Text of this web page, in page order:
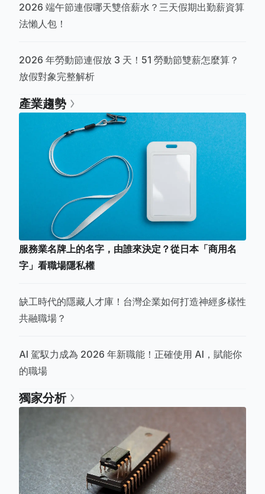
2026 端午節連假哪天雙倍薪水？三天假期出勤薪資算
法懶人包！
2026 年勞動節連假放 3 天！51 勞動節雙薪怎麼算？
放假對象完整解析
產業趨勢
服務業名牌上的名字，由誰來決定？從日本「商用名
字」看職場隱私權
缺工時代的隱藏人才庫！台灣企業如何打造神經多樣性
共融職場？
AI 駕馭力成為 2026 年新職能！正確使用 AI，賦能你
的職場
獨家分析